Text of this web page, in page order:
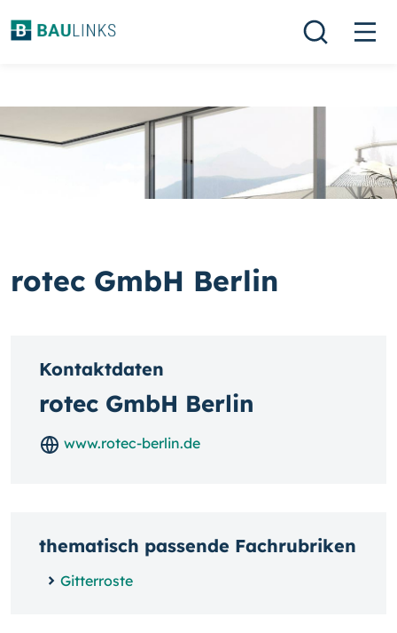
rotec GmbH Berlin
Kontaktdaten
rotec GmbH Berlin
www.rotec-berlin.de
thematisch passende Fachrubriken
Gitterroste